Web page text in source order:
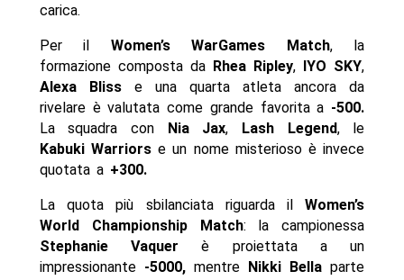
carica.
Per il Women’s WarGames Match, la
formazione composta da Rhea Ripley, IYO SKY,
Alexa Blisse una quarta atleta ancora da
rivelare è valutata come grande favorita a -500.
La squadra con
Nia Jax, Lash Legend, le
Kabuki Warriors e un nome misterioso è invece
quotata a +300.
La quota più sbilanciata riguarda ilWomen’s
World Championship Match: la campionessa
Stephanie Vaquer è proiettata a un
impressionante -5000,mentre Nikki Bella parte